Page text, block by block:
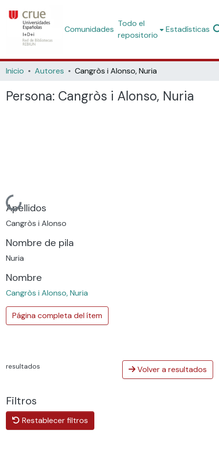
Comunidades
Todo el
repositorio
Estadísticas
Inicio Autores Cangròs i Alonso, Nuria
Persona: Cangròs i Alonso, Nuria
Cargando...
Apellidos
Cangròs i Alonso
Nombre de pila
Nuria
Nombre
Cangròs i Alonso, Nuria
Página completa del ítem
resultados Volver a resultados
Filtros
Restablecer filtros